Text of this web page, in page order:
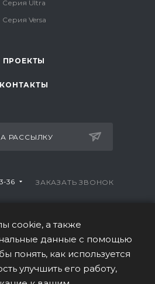
Серия Ultra
Серия Versa
ПРОЕКТЫ
КОНТАКТЫ
РАССЫЛКУ
36 ЗАКАЗАТЬ ЗВОНОК
ш., 28А, 1 этаж
cookie, а также
данные с помощью
понять, как используется
улучшить его работу,